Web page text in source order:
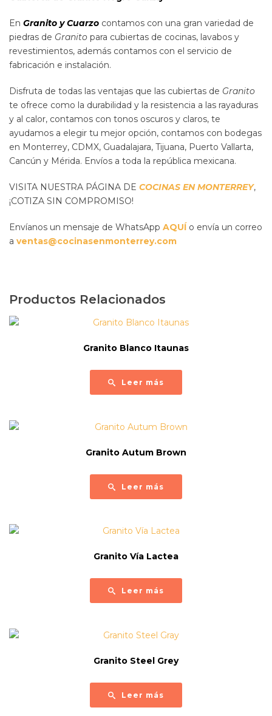
En Granito y Cuarzo contamos con una gran variedad de
piedras de Granito para cubiertas de cocinas, lavabos y
revestimientos, además contamos con el servicio de
fabricación e instalación.
Disfruta de todas las ventajas que las cubiertas de Granito
te ofrece como la durabilidad y la resistencia a las rayaduras
y al calor, contamos con tonos oscuros y claros, te
ayudamos a elegir tu mejor opción, contamos con bodegas
en Monterrey, CDMX, Guadalajara, Tijuana, Puerto Vallarta,
Cancún y Mérida. Envíos a toda la república mexicana.
VISITA NUESTRA PÁGINA DE COCINAS EN MONTERREY,
¡COTIZA SIN COMPROMISO!
Envíanos un mensaje de WhatsApp AQUÍ o envía un correo
a ventas@cocinasenmonterrey.com
Productos Relacionados
Granito Blanco Itaunas
Leer más
Granito Autum Brown
Leer más
Granito Vía Lactea
Leer más
Granito Steel Grey
Leer más